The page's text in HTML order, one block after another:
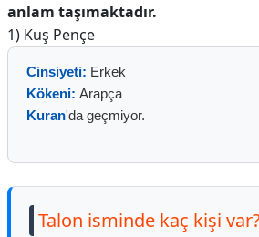
anlam taşımaktadır.
1) Kuş Pençe
Cinsiyeti: Erkek
Kökeni: Arapça
Kuran'da geçmiyor.
Talon isminde kaç kişi